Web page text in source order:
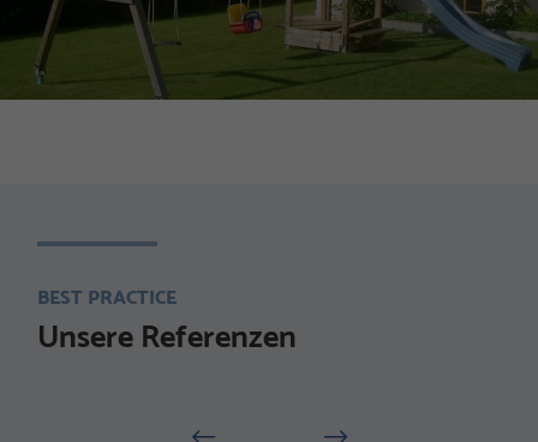
BEST PRACTICE
Unsere Referenzen